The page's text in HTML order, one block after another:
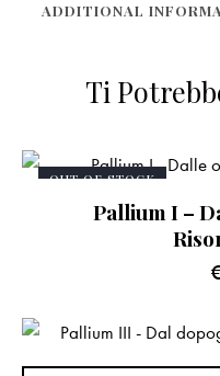
ADDITIONAL
Ti
OUT OF STOCK
Pallium I –